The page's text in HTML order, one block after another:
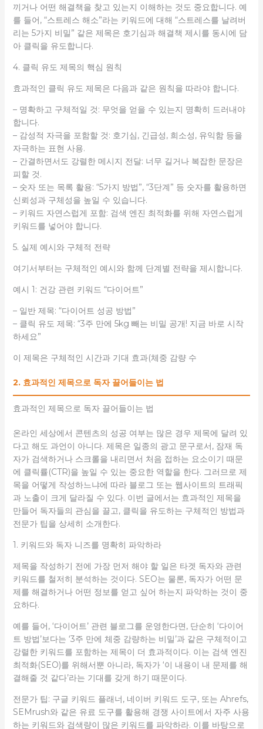
끼거나 어떤 해결책을 찾고 있는지 이해하는 것도 중요합니다. 예
를 들어, “스트레스 해소”라는 키워드에 대해 “스트레스를 날려버
리는 5가지 비밀” 같은 제목은 호기심과 해결책 제시를 동시에 담
아 클릭을 유도합니다.
4. 클릭 유도 제목의 핵심 원칙
효과적인 클릭 유도 제목은 다음과 같은 원칙을 따라야 합니다.
– 명확하고 구체적일 것: 무엇을 얻을 수 있는지 명확히 드러내야
합니다.
– 감성적 자극을 포함할 것: 호기심, 긴급성, 희소성, 유익함 등을
자극하는 표현 사용.
– 간결하면서도 강렬한 메시지 전달: 너무 길거나 복잡한 문장은
피할 것.
– 숫자 또는 목록 활용: “5가지 방법”, “3단계” 등 숫자를 활용하면
신뢰성과 구체성을 높일 수 있습니다.
– 키워드 자연스럽게 포함: 검색 엔진 최적화를 위해 자연스럽게
키워드를 넣어야 합니다.
5. 실제 예시와 구체적 전략
여기서부터는 구체적인 예시와 함께 단계별 전략을 제시합니다.
예시 1: 건강 관련 키워드 “다이어트”
– 일반 제목: “다이어트 성공 방법”
– 클릭 유도 제목: “3주 만에 5kg 빼는 비밀 공개! 지금 바로 시작
하세요”
이 제목은 구체적인 시간과 기대 효과(체중 감량 수
2. 효과적인 제목으로 독자 끌어들이는 법
효과적인 제목으로 독자 끌어들이는 법
온라인 세상에서 콘텐츠의 성공 여부는 많은 경우 제목에 달려 있
다고 해도 과언이 아니다. 제목은 일종의 광고 문구로서, 잠재 독
자가 검색하거나 스크롤을 내리면서 처음 접하는 요소이기 때문
에 클릭률(CTR)을 높일 수 있는 중요한 역할을 한다. 그러므로 제
목을 어떻게 작성하느냐에 따라 블로그 또는 웹사이트의 트래픽
과 노출이 크게 달라질 수 있다. 이번 글에서는 효과적인 제목을
만들어 독자들의 관심을 끌고, 클릭을 유도하는 구체적인 방법과
전문가 팁을 상세히 소개한다.
1. 키워드와 독자 니즈를 명확히 파악하라
제목을 작성하기 전에 가장 먼저 해야 할 일은 타겟 독자와 관련
키워드를 철저히 분석하는 것이다. SEO는 물론, 독자가 어떤 문
제를 해결하거나 어떤 정보를 얻고 싶어 하는지 파악하는 것이 중
요하다.
예를 들어, ‘다이어트’ 관련 블로그를 운영한다면, 단순히 ‘다이어
트 방법’보다는 ‘3주 만에 체중 감량하는 비밀’과 같은 구체적이고
강렬한 키워드를 포함하는 제목이 더 효과적이다. 이는 검색 엔진
최적화(SEO)를 위해서뿐 아니라, 독자가 ‘이 내용이 내 문제를 해
결해줄 것 같다’라는 기대를 갖게 하기 때문이다.
전문가 팁: 구글 키워드 플래너, 네이버 키워드 도구, 또는 Ahrefs,
SEMrush와 같은 유료 도구를 활용해 경쟁 사이트에서 자주 사용
하는 키워드와 검색량이 많은 키워드를 파악하라. 이를 바탕으로